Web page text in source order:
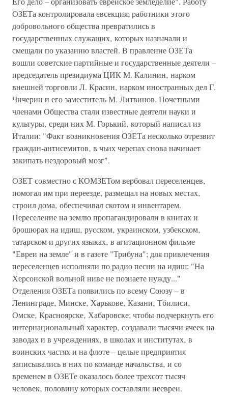
ОЗЕТа контролировала евсекция; работники этого
добровольного общества превратились в
государственных служащих‚ которых назначали и
смещали по указанию властей. В правление ОЗЕТа
вошли советские партийные и государственные деятели –
председатель президиума ЦИК М. Калинин‚ нарком
внешней торговли Л. Красин‚ нарком иностранных дел Г.
Чичерин и его заместитель М. Литвинов. Почетными
членами Общества стали известные деятели науки и
культуры‚ среди них М. Горький‚ который написал из
Италии: "Факт возникновения ОЗЕТа несколько отрезвит
граждан-антисемитов‚ в чьих черепах снова начинает
закипать нездоровый мозг".
ОЗЕТ совместно с КОМЗЕТом вербовал переселенцев‚
помогал им при переезде‚ размещал на новых местах‚
строил дома‚ обеспечивал скотом и инвентарем.
Переселение на землю пропагандировали в книгах и
брошюрах на идиш‚ русском‚ украинском‚ узбекском‚
татарском и других языках‚ в агитационном фильме
"Евреи на земле" и в газете "Трибуна"; для привлечения
переселенцев исполняли по радио песни на идиш: "На
Херсонской вольной ниве не познаете нужду..."
Отделения ОЗЕТа появились по всему Союзу – в
Ленинграде‚ Минске‚ Харькове‚ Казани‚ Тбилиси‚
Омске‚ Красноярске‚ Хабаровске; чтобы подчеркнуть его
интернациональный характер‚ создавали тысячи ячеек на
заводах и в учреждениях‚ в школах и институтах‚ в
воинских частях и на флоте – целые предприятия
записывались в них по команде начальства‚ и со
временем в ОЗЕТе оказалось более трехсот тысяч
человек‚ половину которых составляли неевреи.